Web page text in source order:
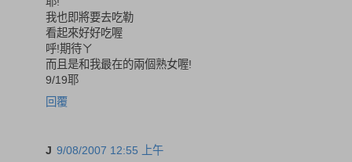
我也即將要去吃勒
看起來好好吃喔
呼!期待ㄚ
而且是和我最在的兩個熟女喔!
9/19耶
回覆
J 9/08/2007 12:55 上午